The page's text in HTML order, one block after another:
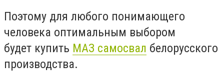
Поэтому для любого понимающего
человека оптимальным выбором
будет купить МАЗ самосвал белорусского
производства.